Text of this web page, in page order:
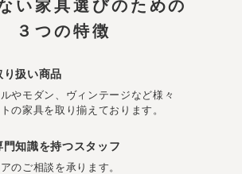
い家具選びのための
３つの特徴
り扱い商品
やモダン、ヴィンテージなど様々
の家具を取り揃えております。
門知識を持つスタッフ
のご相談を承ります。